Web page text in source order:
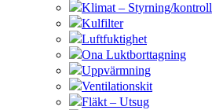
Klimat – Styrning/kontroll
Kulfilter
Luftfuktighet
Ona Luktborttagning
Uppvärmning
Ventilationskit
Fläkt – Utsug